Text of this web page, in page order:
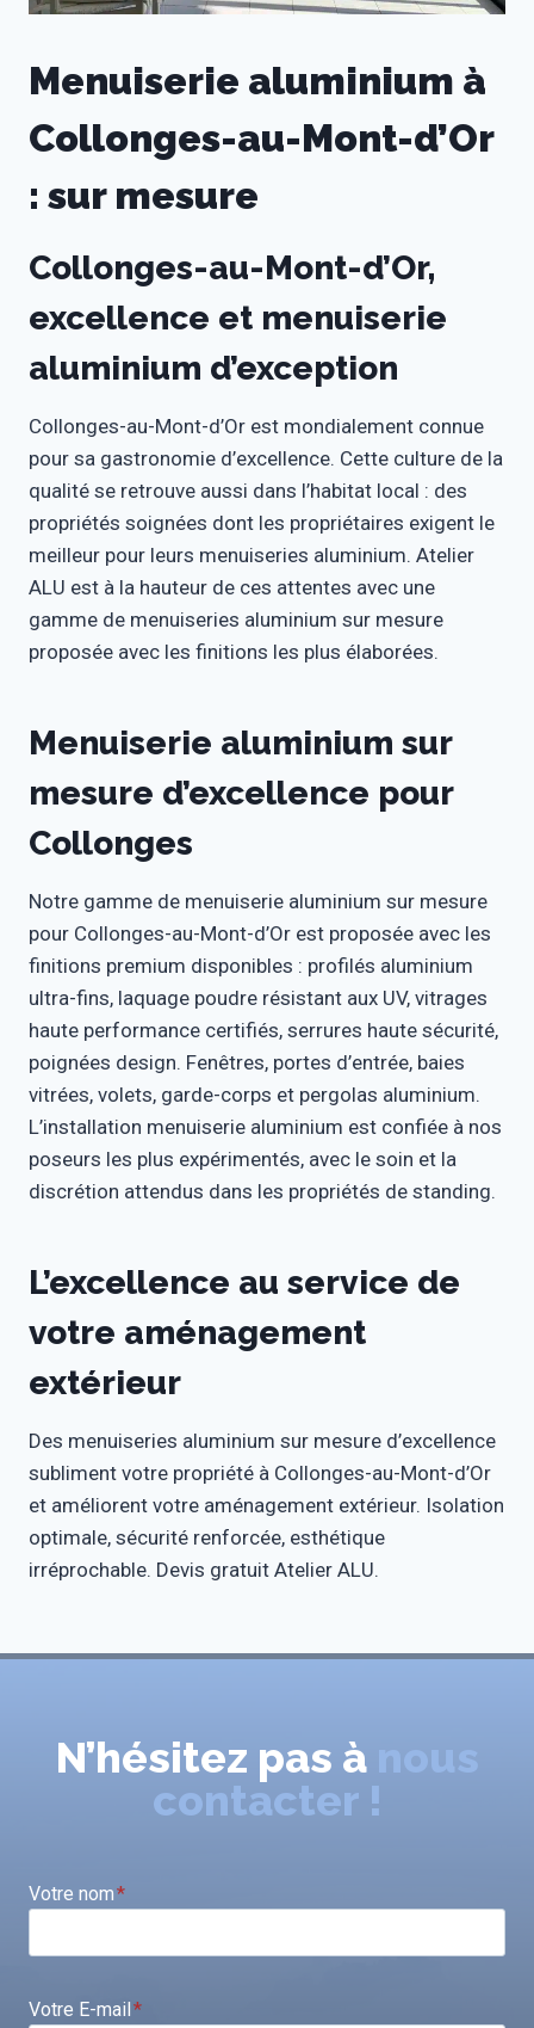
Menuiserie aluminium à
Collonges-au-Mont-d’Or
: sur mesure
Collonges-au-Mont-d’Or,
excellence et menuiserie
aluminium d’exception
Collonges-au-Mont-d’Or est mondialement connue
pour sa gastronomie d’excellence. Cette culture de la
qualité se retrouve aussi dans l’habitat local : des
propriétés soignées dont les propriétaires exigent le
meilleur pour leurs menuiseries aluminium. Atelier
ALU est à la hauteur de ces attentes avec une
gamme de menuiseries aluminium sur mesure
proposée avec les finitions les plus élaborées.
Menuiserie aluminium sur
mesure d’excellence pour
Collonges
Notre gamme de menuiserie aluminium sur mesure
pour Collonges-au-Mont-d’Or est proposée avec les
finitions premium disponibles : profilés aluminium
ultra-fins, laquage poudre résistant aux UV, vitrages
haute performance certifiés, serrures haute sécurité,
poignées design. Fenêtres, portes d’entrée, baies
vitrées, volets, garde-corps et pergolas aluminium.
L’installation menuiserie aluminium est confiée à nos
poseurs les plus expérimentés, avec le soin et la
discrétion attendus dans les propriétés de standing.
L’excellence au service de
votre aménagement
extérieur
Des menuiseries aluminium sur mesure d’excellence
subliment votre propriété à Collonges-au-Mont-d’Or
et améliorent votre aménagement extérieur. Isolation
optimale, sécurité renforcée, esthétique
irréprochable. Devis gratuit Atelier ALU.
N’hésitez pas à nous
contacter !
Votre nom*
Votre E-mail*